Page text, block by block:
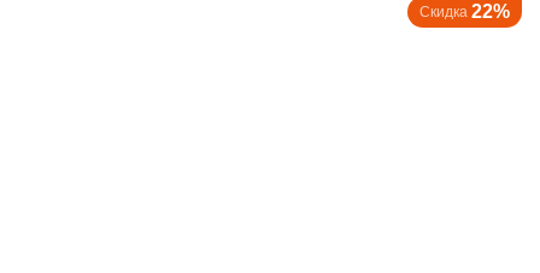
Скидка 22%